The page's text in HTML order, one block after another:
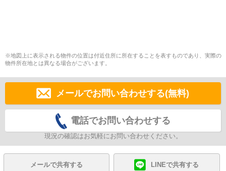
※地図上に表示される物件の位置は付近住所に所在することを表すものであり、実際の
物件所在地とは異なる場合がございます。
メールでお問い合わせする(無料)
電話でお問い合わせする
現況の確認はお気軽にお問い合わせください。
メールで共有する LINEで共有する